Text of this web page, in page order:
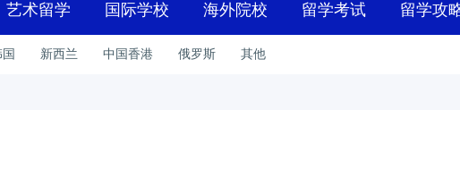
艺术留学 国际学校 海外院校 留学考试 留学攻
新西兰 中国香港 俄罗斯 其他